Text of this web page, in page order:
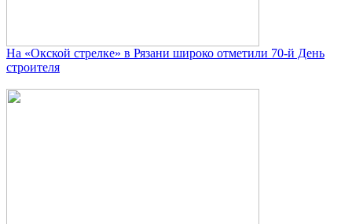
На «Окской стрелке» в Рязани широко отметили 70-й День
строителя